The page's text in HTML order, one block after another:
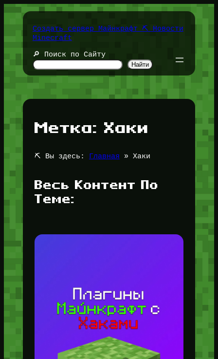
Перейти
содержимомуСоздать сервер Майнкрафт ⛏️ Новости
Minecraft
🔎 Поиск по Сайту
Найти
Метка: Хаки
⛏️ Вы здесь: Главная » Хаки
Весь Контент По
Теме: